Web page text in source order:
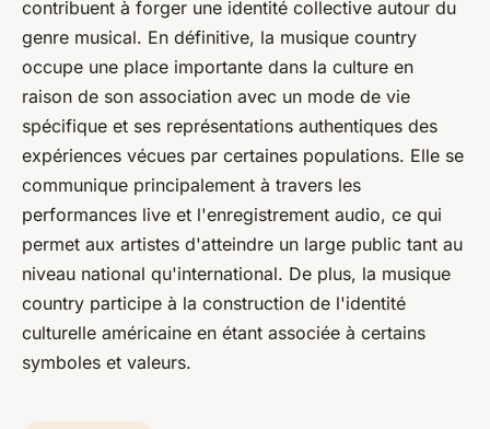
contribuent à forger une identité collective autour du
genre musical. En définitive, la musique country
occupe une place importante dans la culture en
raison de son association avec un mode de vie
spécifique et ses représentations authentiques des
expériences vécues par certaines populations. Elle se
communique principalement à travers les
performances live et l'enregistrement audio, ce qui
permet aux artistes d'atteindre un large public tant au
niveau national qu'international. De plus, la musique
country participe à la construction de l'identité
culturelle américaine en étant associée à certains
symboles et valeurs.